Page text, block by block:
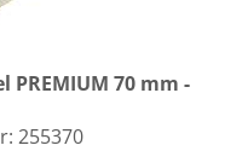
70 mm -
255370